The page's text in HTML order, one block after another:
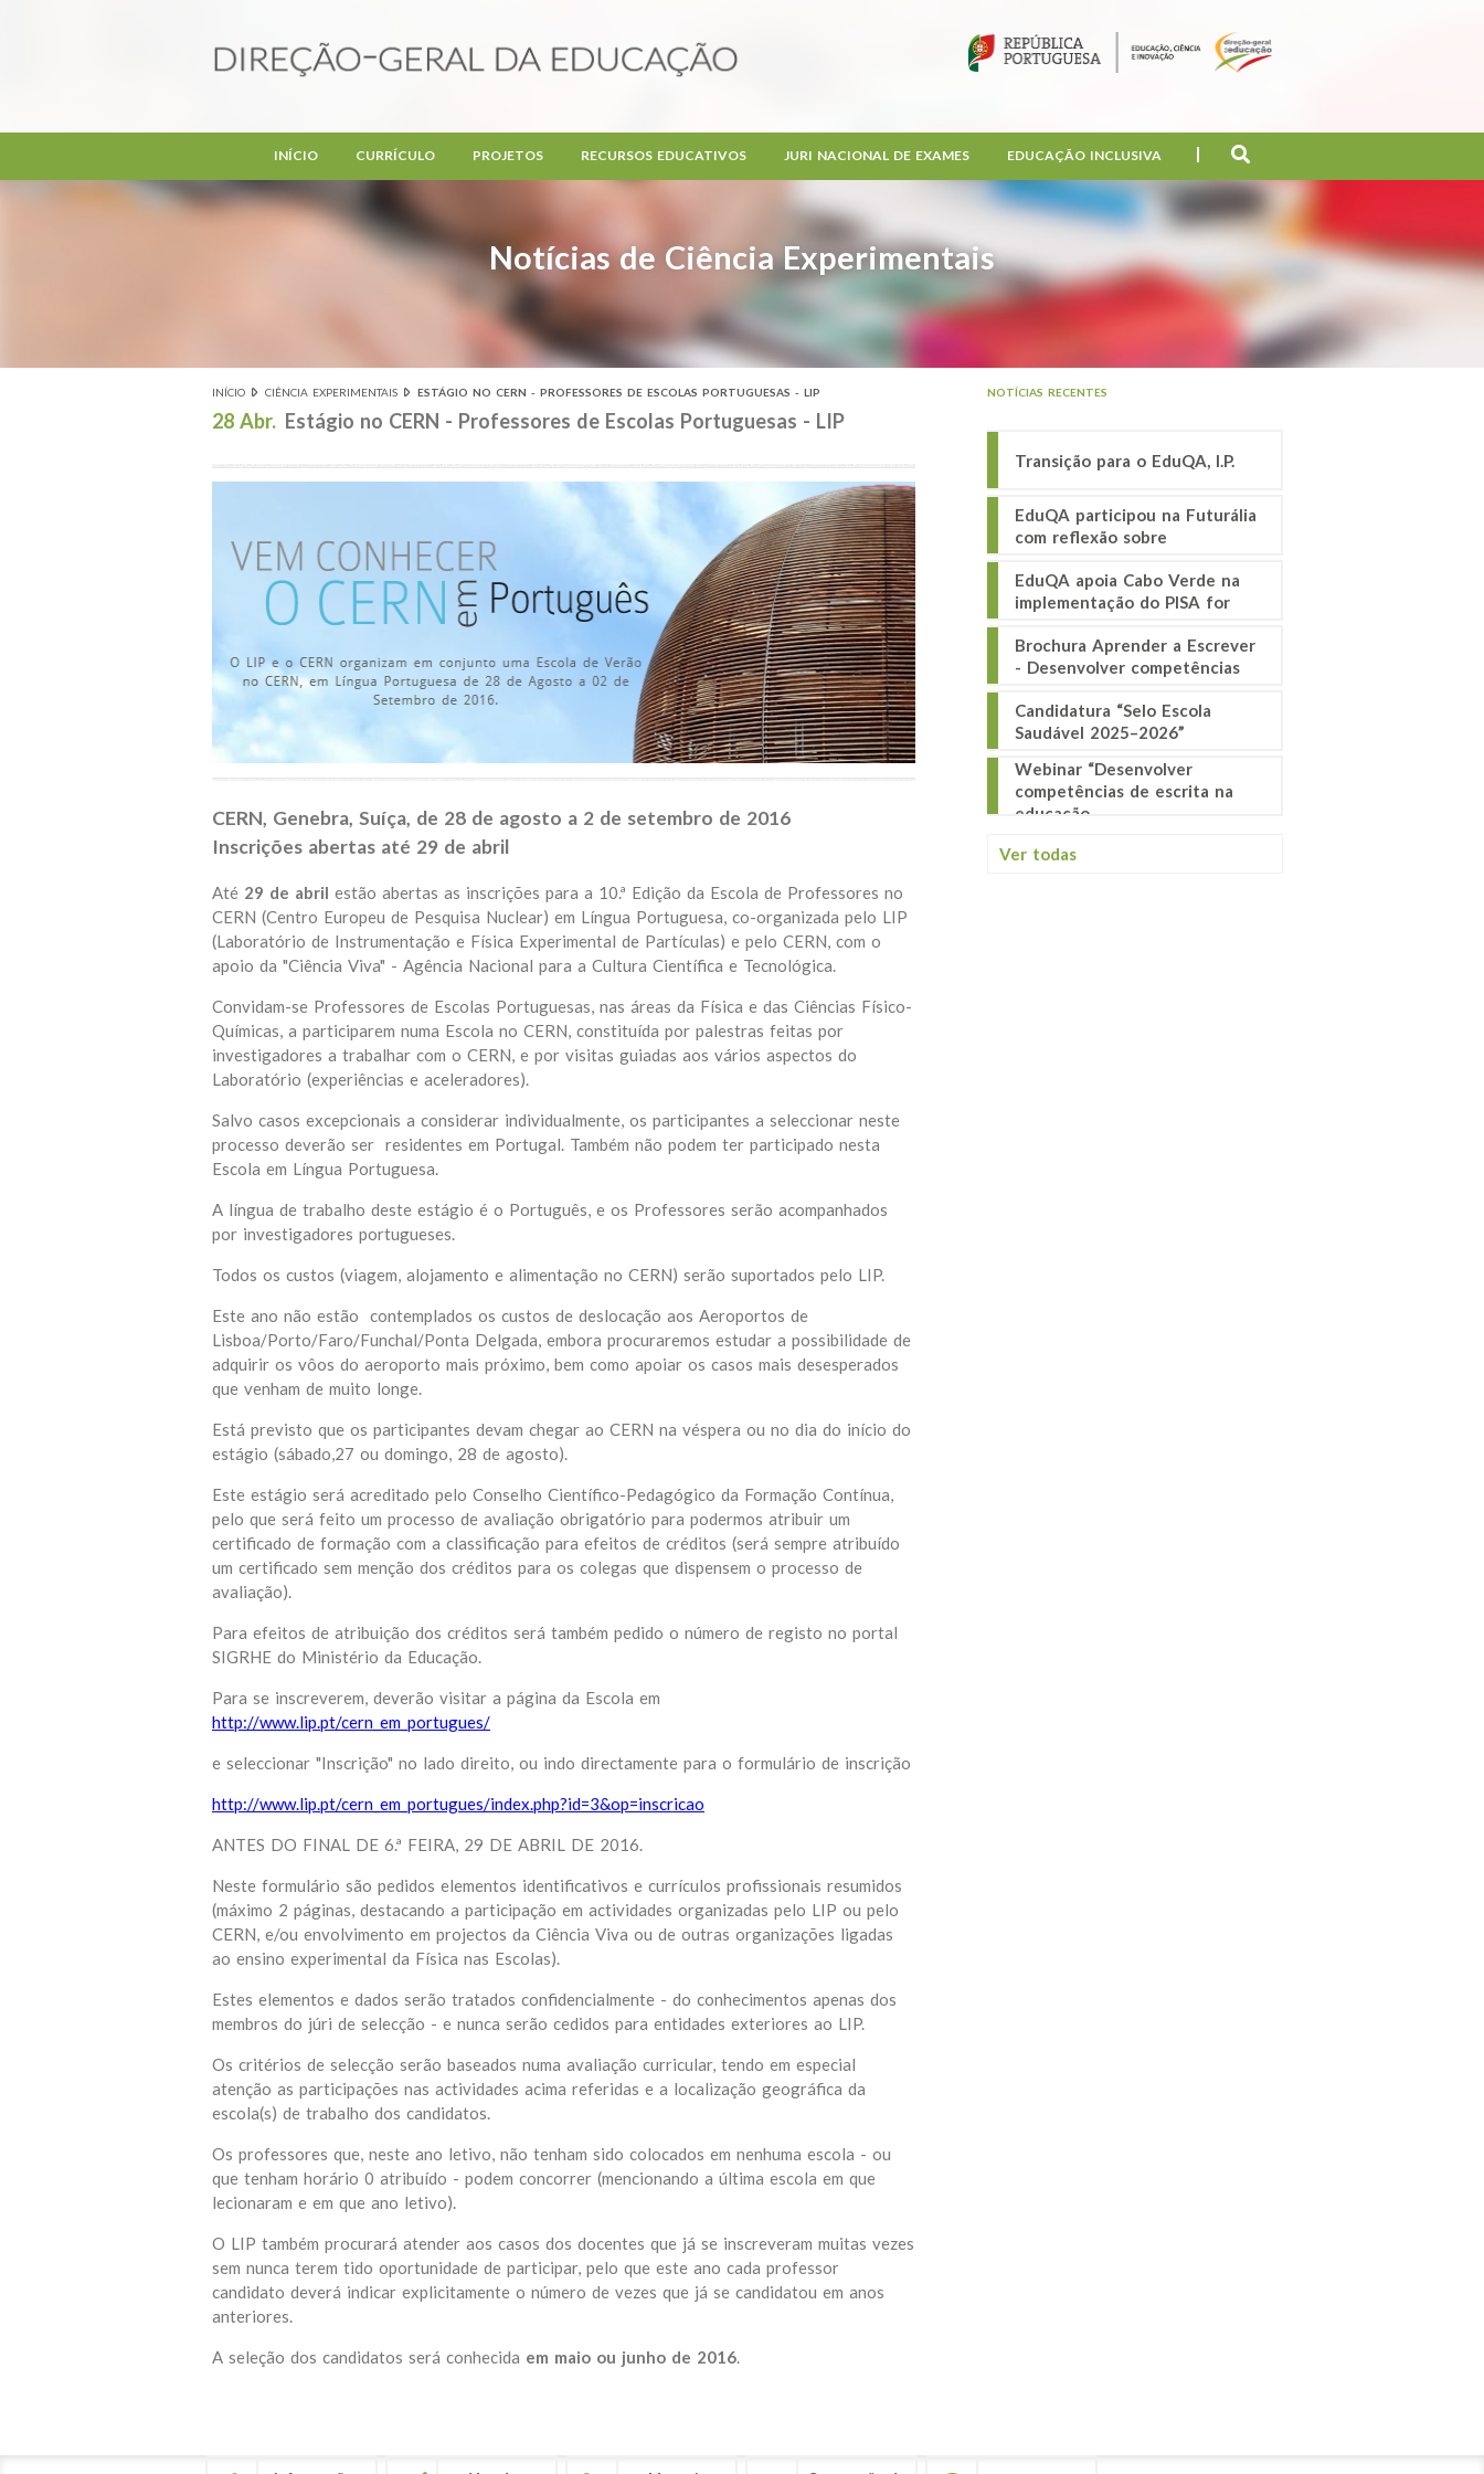
Notícias de Ciência Experimentais
INÍCIO CURRÍCULO PROJETOS RECURSOS EDUCATIVOS JURI NACIONAL DE EXAMES EDUCAÇÃO INCLUSIVA
Está aqui
INÍCIO CIÊNCIA EXPERIMENTAIS ESTÁGIO NO CERN - PROFESSORES DE ESCOLAS PORTUGUESAS - LIP
28 Abr. Estágio no CERN - Professores de Escolas Portuguesas - LIP
CERN, Genebra, Suíça, de 28 de agosto a 2 de setembro de 2016
Inscrições abertas até 29 de abril
Até 29 de abril estão abertas as inscrições para a 10.ª Edição da Escola de Professores no
CERN (Centro Europeu de Pesquisa Nuclear) em Língua Portuguesa, co-organizada pelo LIP
(Laboratório de Instrumentação e Física Experimental de Partículas) e pelo CERN, com o
apoio da "Ciência Viva" - Agência Nacional para a Cultura Científica e Tecnológica.
Convidam-se Professores de Escolas Portuguesas, nas áreas da Física e das Ciências Físico-
Químicas, a participarem numa Escola no CERN, constituída por palestras feitas por
investigadores a trabalhar com o CERN, e por visitas guiadas aos vários aspectos do
Laboratório (experiências e aceleradores).
Salvo casos excepcionais a considerar individualmente, os participantes a seleccionar neste
processo deverão ser residentes em Portugal. Também não podem ter participado nesta
Escola em Língua Portuguesa.
A língua de trabalho deste estágio é o Português, e os Professores serão acompanhados
por investigadores portugueses.
Todos os custos (viagem, alojamento e alimentação no CERN) serão suportados pelo LIP.
Este ano não estão contemplados os custos de deslocação aos Aeroportos de
Lisboa/Porto/Faro/Funchal/Ponta Delgada, embora procuraremos estudar a possibilidade de
adquirir os vôos do aeroporto mais próximo, bem como apoiar os casos mais desesperados
que venham de muito longe.
Está previsto que os participantes devam chegar ao CERN na véspera ou no dia do início do
estágio (sábado,27 ou domingo, 28 de agosto).
Este estágio será acreditado pelo Conselho Científico-Pedagógico da Formação Contínua,
pelo que será feito um processo de avaliação obrigatório para podermos atribuir um
certificado de formação com a classificação para efeitos de créditos (será sempre atribuído
um certificado sem menção dos créditos para os colegas que dispensem o processo de
avaliação).
Para efeitos de atribuição dos créditos será também pedido o número de registo no portal
SIGRHE do Ministério da Educação.
Para se inscreverem, deverão visitar a página da Escola em
http://www.lip.pt/cern_em_portugues/
e seleccionar "Inscrição" no lado direito, ou indo directamente para o formulário de inscrição
http://www.lip.pt/cern_em_portugues/index.php?id=3&op=inscricao
ANTES DO FINAL DE 6.ª FEIRA, 29 DE ABRIL DE 2016.
Neste formulário são pedidos elementos identificativos e currículos profissionais resumidos
(máximo 2 páginas, destacando a participação em actividades organizadas pelo LIP ou pelo
CERN, e/ou envolvimento em projectos da Ciência Viva ou de outras organizações ligadas
ao ensino experimental da Física nas Escolas).
Estes elementos e dados serão tratados confidencialmente - do conhecimentos apenas dos
membros do júri de selecção - e nunca serão cedidos para entidades exteriores ao LIP.
Os critérios de selecção serão baseados numa avaliação curricular, tendo em especial
atenção as participações nas actividades acima referidas e a localização geográfica da
escola(s) de trabalho dos candidatos.
Os professores que, neste ano letivo, não tenham sido colocados em nenhuma escola - ou
que tenham horário 0 atribuído - podem concorrer (mencionando a última escola em que
lecionaram e em que ano letivo).
O LIP também procurará atender aos casos dos docentes que já se inscreveram muitas vezes
sem nunca terem tido oportunidade de participar, pelo que este ano cada professor
candidato deverá indicar explicitamente o número de vezes que já se candidatou em anos
anteriores.
A seleção dos candidatos será conhecida em maio ou junho de 2016.
NOTÍCIAS RECENTES
Transição para o EduQA, I.P.
EduQA participou na Futurália
com reflexão sobre
EduQA apoia Cabo Verde na
implementação do PISA for
Brochura Aprender a Escrever
- Desenvolver competências
Candidatura “Selo Escola
Saudável 2025–2026”
Webinar “Desenvolver
competências de escrita na
educação
Ver todas